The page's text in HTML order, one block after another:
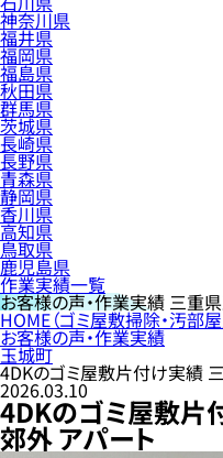
神奈川県
福井県
福岡県
福島県
秋田県
群馬県
茨城県
長崎県
長野県
青森県
静岡県
香川県
高知県
鳥取県
鹿児島県
作業実績一覧
お客様の声・作業実績 三重
HOME（ゴミ屋敷掃除・汚部
お客様の声・作業実績
玉城町
4DKのゴミ屋敷片付け実績
2026.03.10
4DKのゴミ屋敷片
郊外 アパート